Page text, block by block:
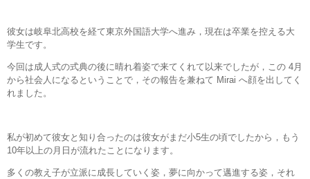
彼女は岐阜北高校を経て東京外国語大学へ進み，現在は卒業を控える大
学生です。
今回は成人式の式典の後に晴れ着姿で来てくれて以来でしたが，この 4月
から社会人になるということで，その報告を兼ねて Mirai へ顔を出してく
れました。
私が初めて彼女と知り合ったのは彼女がまだ小5生の頃でしたから，もう
10年以上の月日が流れたことになります。
多くの教え子が立派に成長していく姿，夢に向かって邁進する姿，それ